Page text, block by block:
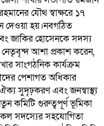
যৌথ স্বাক্ষরে ১৭
দেওয়া হয়।নবগঠিত
জাকির হোসেনকে সদস্য
আশা প্রকাশ করেন,
সাংগঠনিক কার্যক্রম
পেশাগত অধিকার
সুদৃঢ়করণ এবং জনস্বাস্থ্য
কমিটি গুরুত্বপূর্ণ ভূমিকা
সদস্যের সহযোগিতা